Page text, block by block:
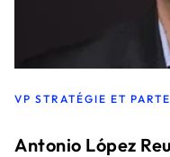
VP STRATÉGIE ET
Antonio López